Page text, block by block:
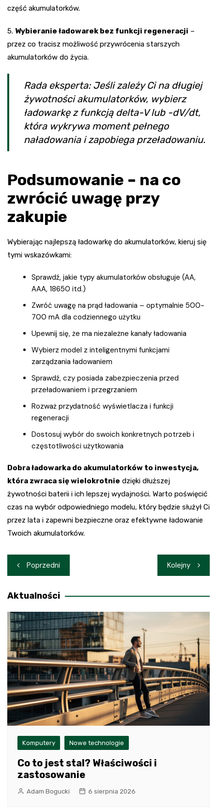
część akumulatorków.
5. Wybieranie ładowarek bez funkcji regeneracji –
przez co tracisz możliwość przywrócenia starszych
akumulatorków do życia.
Rada eksperta: Jeśli zależy Ci na długiej
żywotności akumulatorków, wybierz
ładowarkę z funkcją delta-V lub -dV/dt,
która wykrywa moment pełnego
naładowania i zapobiega przeładowaniu.
Podsumowanie – na co
zwrócić uwagę przy
zakupie
Wybierając najlepszą ładowarkę do akumulatorków, kieruj się
tymi wskazówkami:
Sprawdź, jakie typy akumulatorków obsługuje (AA,
AAA, 18650 itd.)
Zwróć uwagę na prąd ładowania – optymalnie 500-
700 mA dla codziennego użytku
Upewnij się, że ma niezależne kanały ładowania
Wybierz model z inteligentnymi funkcjami
zarządzania ładowaniem
Sprawdź, czy posiada zabezpieczenia przed
przeładowaniem i przegrzaniem
Rozważ przydatność wyświetlacza i funkcji
regeneracji
Dostosuj wybór do swoich konkretnych potrzeb i
częstotliwości użytkowania
Dobra ładowarka do akumulatorków to inwestycja,
która zwraca się wielokrotnie dzięki dłuższej
żywotności baterii i ich lepszej wydajności. Warto poświęcić
czas na wybór odpowiedniego modelu, który będzie służył Ci
przez lata i zapewni bezpieczne oraz efektywne ładowanie
Twoich akumulatorków.
Nawigacja
wpisu
Poprzedni Kolejny
Aktualności
Komputery Nowe technologie
Co to jest stal? Właściwości i
zastosowanie
Adam Bogucki 6 sierpnia 2026